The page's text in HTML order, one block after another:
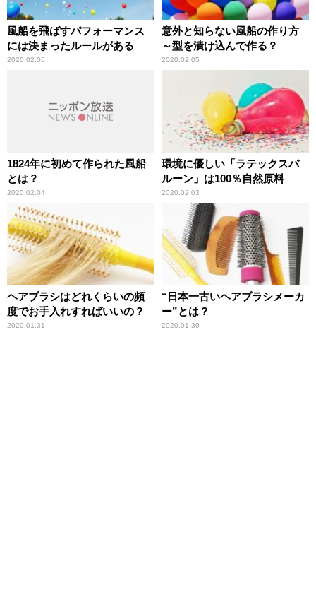
風船を飛ばすパフォーマンス
には決まったルールがある
2020.02.06
意外と知らない風船の作り方
～型を漬け込んで作る？
2020.02.05
1824年に初めて作られた風船
とは？
2020.02.04
環境に優しい「ラテックスバ
ルーン」は100％自然原料
2020.02.03
ヘアブラシはどれくらいの頻
度でお手入れすればいいの？
2020.01.31
“日本一古いヘアブラシメーカ
ー”とは？
2020.01.30